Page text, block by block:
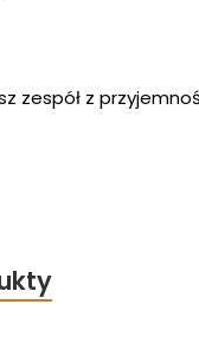
zespół z